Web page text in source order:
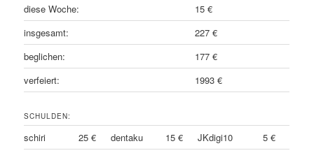
diese Woche:
15 €
insgesamt:
227 €
beglichen:
177 €
verfeiert:
1993 €
SCHULDEN:
schiri 25 € dentaku 15 € JKdigi10
5 €